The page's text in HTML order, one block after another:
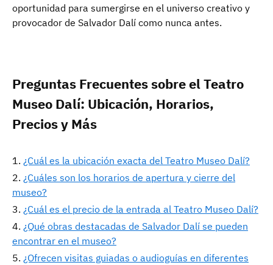
oportunidad para sumergirse en el universo creativo y
provocador de Salvador Dalí como nunca antes.
Preguntas Frecuentes sobre el Teatro
Museo Dalí: Ubicación, Horarios,
Precios y Más
¿Cuál es la ubicación exacta del Teatro Museo Dalí?
¿Cuáles son los horarios de apertura y cierre del
museo?
¿Cuál es el precio de la entrada al Teatro Museo Dalí?
¿Qué obras destacadas de Salvador Dalí se pueden
encontrar en el museo?
¿Ofrecen visitas guiadas o audioguías en diferentes